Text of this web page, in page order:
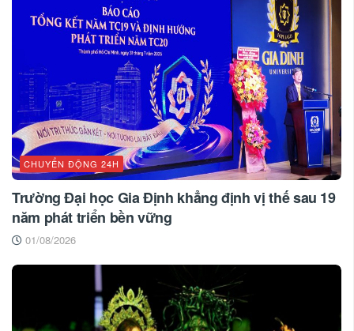
CHUYỂN ĐỘNG 24H
Trường Đại học Gia Định khẳng định vị thế sau 19
năm phát triển bền vững
01/08/2026